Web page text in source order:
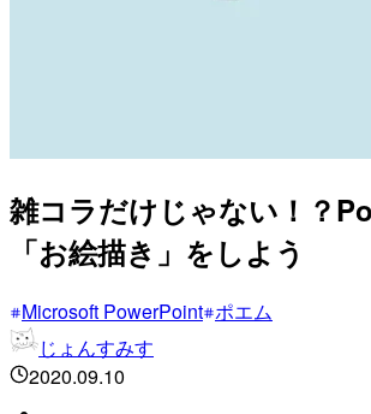
雑コラだけじゃない！？
「お絵描き」をしよう
Microsoft PowerPoint ポエム
じょんすみす
2020.09.10